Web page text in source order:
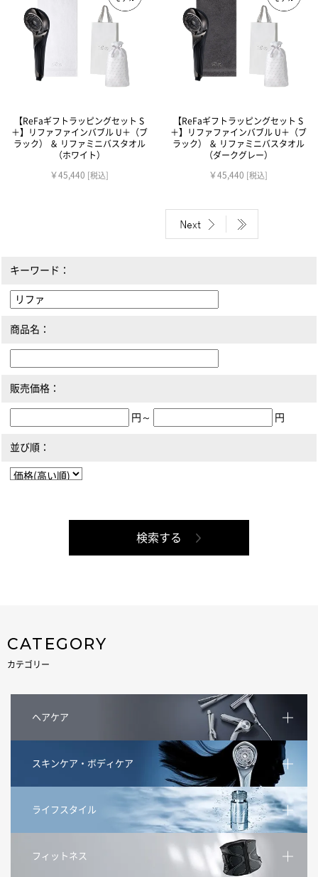
【ReFaギフトラッピングセット S
＋】リファファインバブル U＋（ブ
ラック） ＆ リファミニバスタオル
（ホワイト）
￥45,440 [税込]
【ReFaギフトラッピングセット S
＋】リファファインバブル U＋（ブ
ラック） ＆ リファミニバスタオル
（ダークグレー）
￥45,440 [税込]
キーワード：
商品名：
販売価格：
円～ 円
並び順：
CATEGORY
カテゴリー
ヘアケア
スキンケア・ボディケア
ライフスタイル
フィットネス